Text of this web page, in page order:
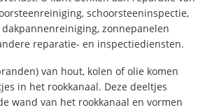
schoorsteeninspectie,
zonnepanelen
reparatie- en inspectiediensten.
van hout, kolen of olie komen
in het rookkanaal. Deze deeltjes
wand van het rookkanaal en vormen